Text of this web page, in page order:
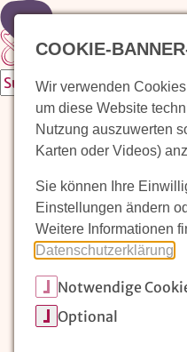
Arbeit im
Unser
Magazin:
COOKIE-
Wir verwenden
um diese Website
Nutzung auszuwerten
Karten oder Videos)
Sie können Ihre
Einstellungen ändern
Weitere Informationen
Datenschutzerklärung
Notwendige
Optional